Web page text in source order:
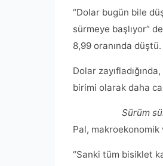
“Dolar bugün bile
sürmeye başlıyor”
8,99 oranında
Dolar
birimi olarak daha
Sürüm
Pal,
“Sanki tüm bisiklet